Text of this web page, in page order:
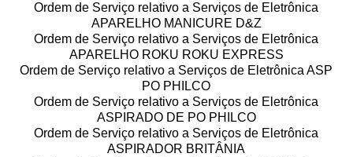
Ordem de Serviço relativo a Serviços de Eletrônica
APARELHO MANICURE D&Z
Ordem de Serviço relativo a Serviços de Eletrônica
APARELHO ROKU ROKU EXPRESS
Ordem de Serviço relativo a Serviços de Eletrônica ASP
PO PHILCO
Ordem de Serviço relativo a Serviços de Eletrônica
ASPIRADO DE PO PHILCO
Ordem de Serviço relativo a Serviços de Eletrônica
ASPIRADOR BRITÂNIA